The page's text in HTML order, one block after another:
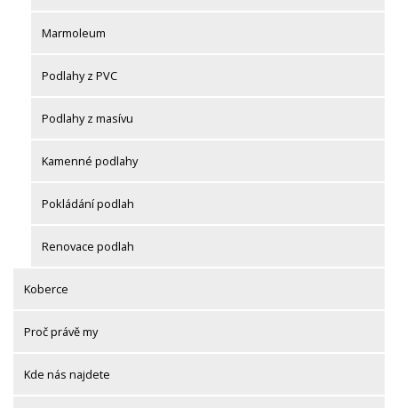
Marmoleum
Podlahy z PVC
Podlahy z masívu
Kamenné podlahy
Pokládání podlah
Renovace podlah
Koberce
Proč právě my
Kde nás najdete